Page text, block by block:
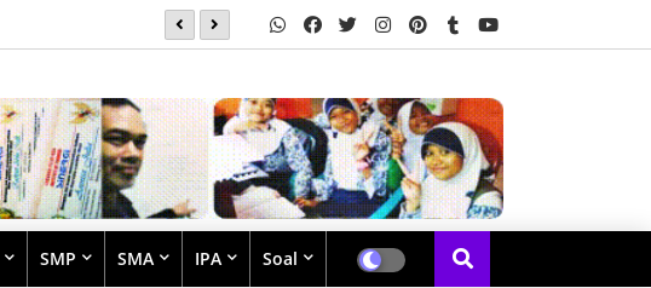
Soal Latihan Teorema Phytagoras by Bimbel Jakarta
SMP SMA IPA Soal